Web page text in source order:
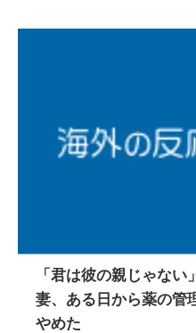
「君は彼の親じゃな
妻、ある日から薬の管
やめた